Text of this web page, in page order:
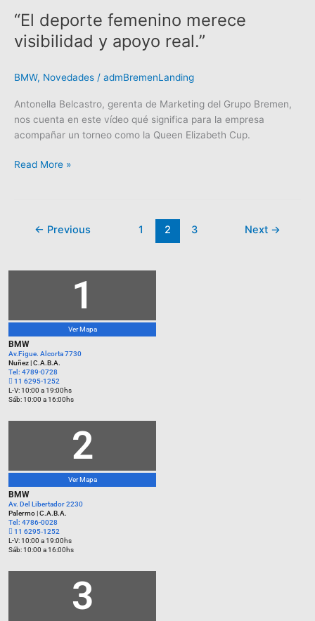
“El deporte femenino merece
visibilidad y apoyo real.”
BMW, Novedades / admBremenLanding
Antonella Belcastro, gerenta de Marketing del Grupo Bremen,
nos cuenta en este vídeo qué significa para la empresa
acompañar un torneo como la Queen Elizabeth Cup.
Read More »
← Previous 1 2 3 Next →
1
Ver Mapa
BMW
Av.Figue. Alcorta 7730
Nuñez | C.A.B.A.
Tel: 4789-0728
‪11 6295-1252‬
L-V: 10:00 a 19:00hs
Sáb: 10:00 a 16:00hs
2
Ver Mapa
BMW
Av. Del Libertador 2230
Palermo | C.A.B.A.
Tel: 4786-0028
‪11 6295‑1252‬
L-V: 10:00 a 19:00hs
Sáb: 10:00 a 16:00hs
3